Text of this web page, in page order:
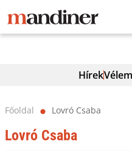
Hírek
Főoldal ⬤ Lovró Csaba
Lovró Csaba